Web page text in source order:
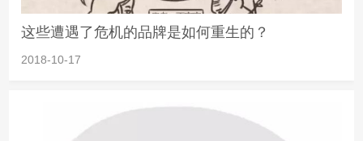
这些遭遇了危机的品牌是如何重生的？
2018-10-17